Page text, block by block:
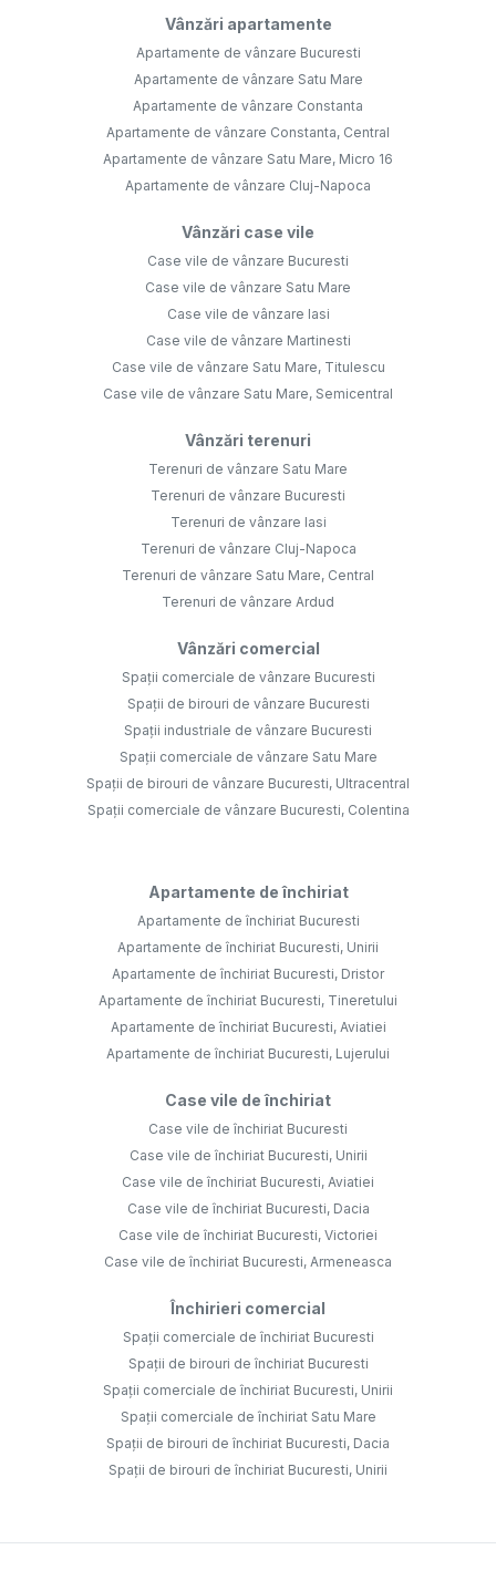
Vânzări apartamente
Apartamente de vânzare Bucuresti
Apartamente de vânzare Satu Mare
Apartamente de vânzare Constanta
Apartamente de vânzare Constanta, Central
Apartamente de vânzare Satu Mare, Micro 16
Apartamente de vânzare Cluj-Napoca
Vânzări case vile
Case vile de vânzare Bucuresti
Case vile de vânzare Satu Mare
Case vile de vânzare Iasi
Case vile de vânzare Martinesti
Case vile de vânzare Satu Mare, Titulescu
Case vile de vânzare Satu Mare, Semicentral
Vânzări terenuri
Terenuri de vânzare Satu Mare
Terenuri de vânzare Bucuresti
Terenuri de vânzare Iasi
Terenuri de vânzare Cluj-Napoca
Terenuri de vânzare Satu Mare, Central
Terenuri de vânzare Ardud
Vânzări comercial
Spații comerciale de vânzare Bucuresti
Spații de birouri de vânzare Bucuresti
Spații industriale de vânzare Bucuresti
Spații comerciale de vânzare Satu Mare
Spații de birouri de vânzare Bucuresti, Ultracentral
Spații comerciale de vânzare Bucuresti, Colentina
Apartamente de închiriat
Apartamente de închiriat Bucuresti
Apartamente de închiriat Bucuresti, Unirii
Apartamente de închiriat Bucuresti, Dristor
Apartamente de închiriat Bucuresti, Tineretului
Apartamente de închiriat Bucuresti, Aviatiei
Apartamente de închiriat Bucuresti, Lujerului
Case vile de închiriat
Case vile de închiriat Bucuresti
Case vile de închiriat Bucuresti, Unirii
Case vile de închiriat Bucuresti, Aviatiei
Case vile de închiriat Bucuresti, Dacia
Case vile de închiriat Bucuresti, Victoriei
Case vile de închiriat Bucuresti, Armeneasca
Închirieri comercial
Spații comerciale de închiriat Bucuresti
Spații de birouri de închiriat Bucuresti
Spații comerciale de închiriat Bucuresti, Unirii
Spații comerciale de închiriat Satu Mare
Spații de birouri de închiriat Bucuresti, Dacia
Spații de birouri de închiriat Bucuresti, Unirii